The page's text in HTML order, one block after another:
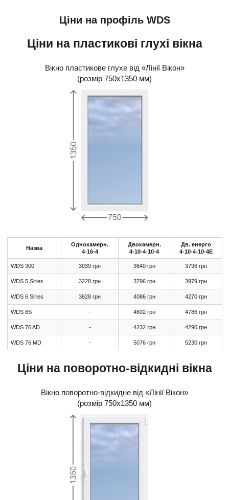
Пластикові вікна
Ламінація Woodec
Ціни на профіль WDS
Ціни на пластикові глухі вікна
Вікно пластикове глухе від «Лінії Вікон»
(розмір 750х1350 мм)
Назва
Однокамерн.
4-16-4
Двокамерн.
4-10-4-10-4
Дв. енерго
4-10-4-10-4Е
WDS 300 3039 грн 3640 грн 3796 грн
WDS 5 Siries 3228 грн 3796 грн 3979 грн
WDS 6 Siries 3628 грн 4086 грн 4270 грн
WDS 8S - 4602 грн 4786 грн
WDS 76 AD - 4232 грн 4290 грн
WDS 76 МD - 5076 грн 5230 грн
Ціни на поворотно-відкидні вікна
Вікно поворотно-відкидне від «Лінії Вікон»
(розмір 750х1350 мм)